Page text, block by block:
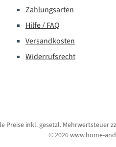
Zahlungsarten
Hilfe / FAQ
Versandkosten
Widerrufsrecht
Preise inkl. gesetzl. Mehrwertsteuer
© 2026 www.home-